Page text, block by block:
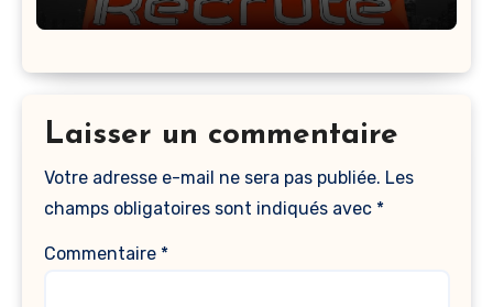
Laisser un commentaire
Votre adresse e-mail ne sera pas publiée. Les
champs obligatoires sont indiqués avec *
Commentaire *